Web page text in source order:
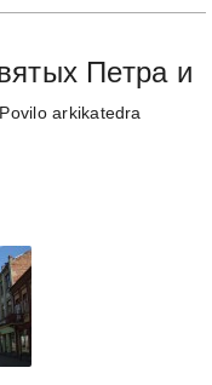
Петра и
arkikatedra